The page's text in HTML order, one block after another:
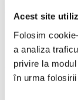
Acest site
Folosim
a analiza
privire la
în urma
Genți și
Genți pentru
Rucsacuri
Accesorii în